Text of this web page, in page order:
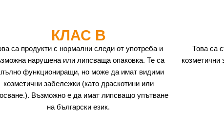
КЛАС B
са продукти с нормални следи от употреба и
нарушена или липсваща опаковка. Те са
функциониращи, но може да имат видими
козметични забележки (като драскотини или
Възможно е да имат липсващо упътване
на български език.
Това са
козметични